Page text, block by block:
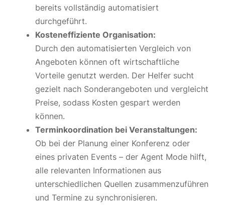
bereits vollständig automatisiert
durchgeführt.
Kosteneffiziente Organisation:
Durch den automatisierten Vergleich von
Angeboten können oft wirtschaftliche
Vorteile genutzt werden. Der Helfer sucht
gezielt nach Sonderangeboten und vergleicht
Preise, sodass Kosten gespart werden
können.
Terminkoordination bei Veranstaltungen:
Ob bei der Planung einer Konferenz oder
eines privaten Events – der Agent Mode hilft,
alle relevanten Informationen aus
unterschiedlichen Quellen zusammenzuführen
und Termine zu synchronisieren.